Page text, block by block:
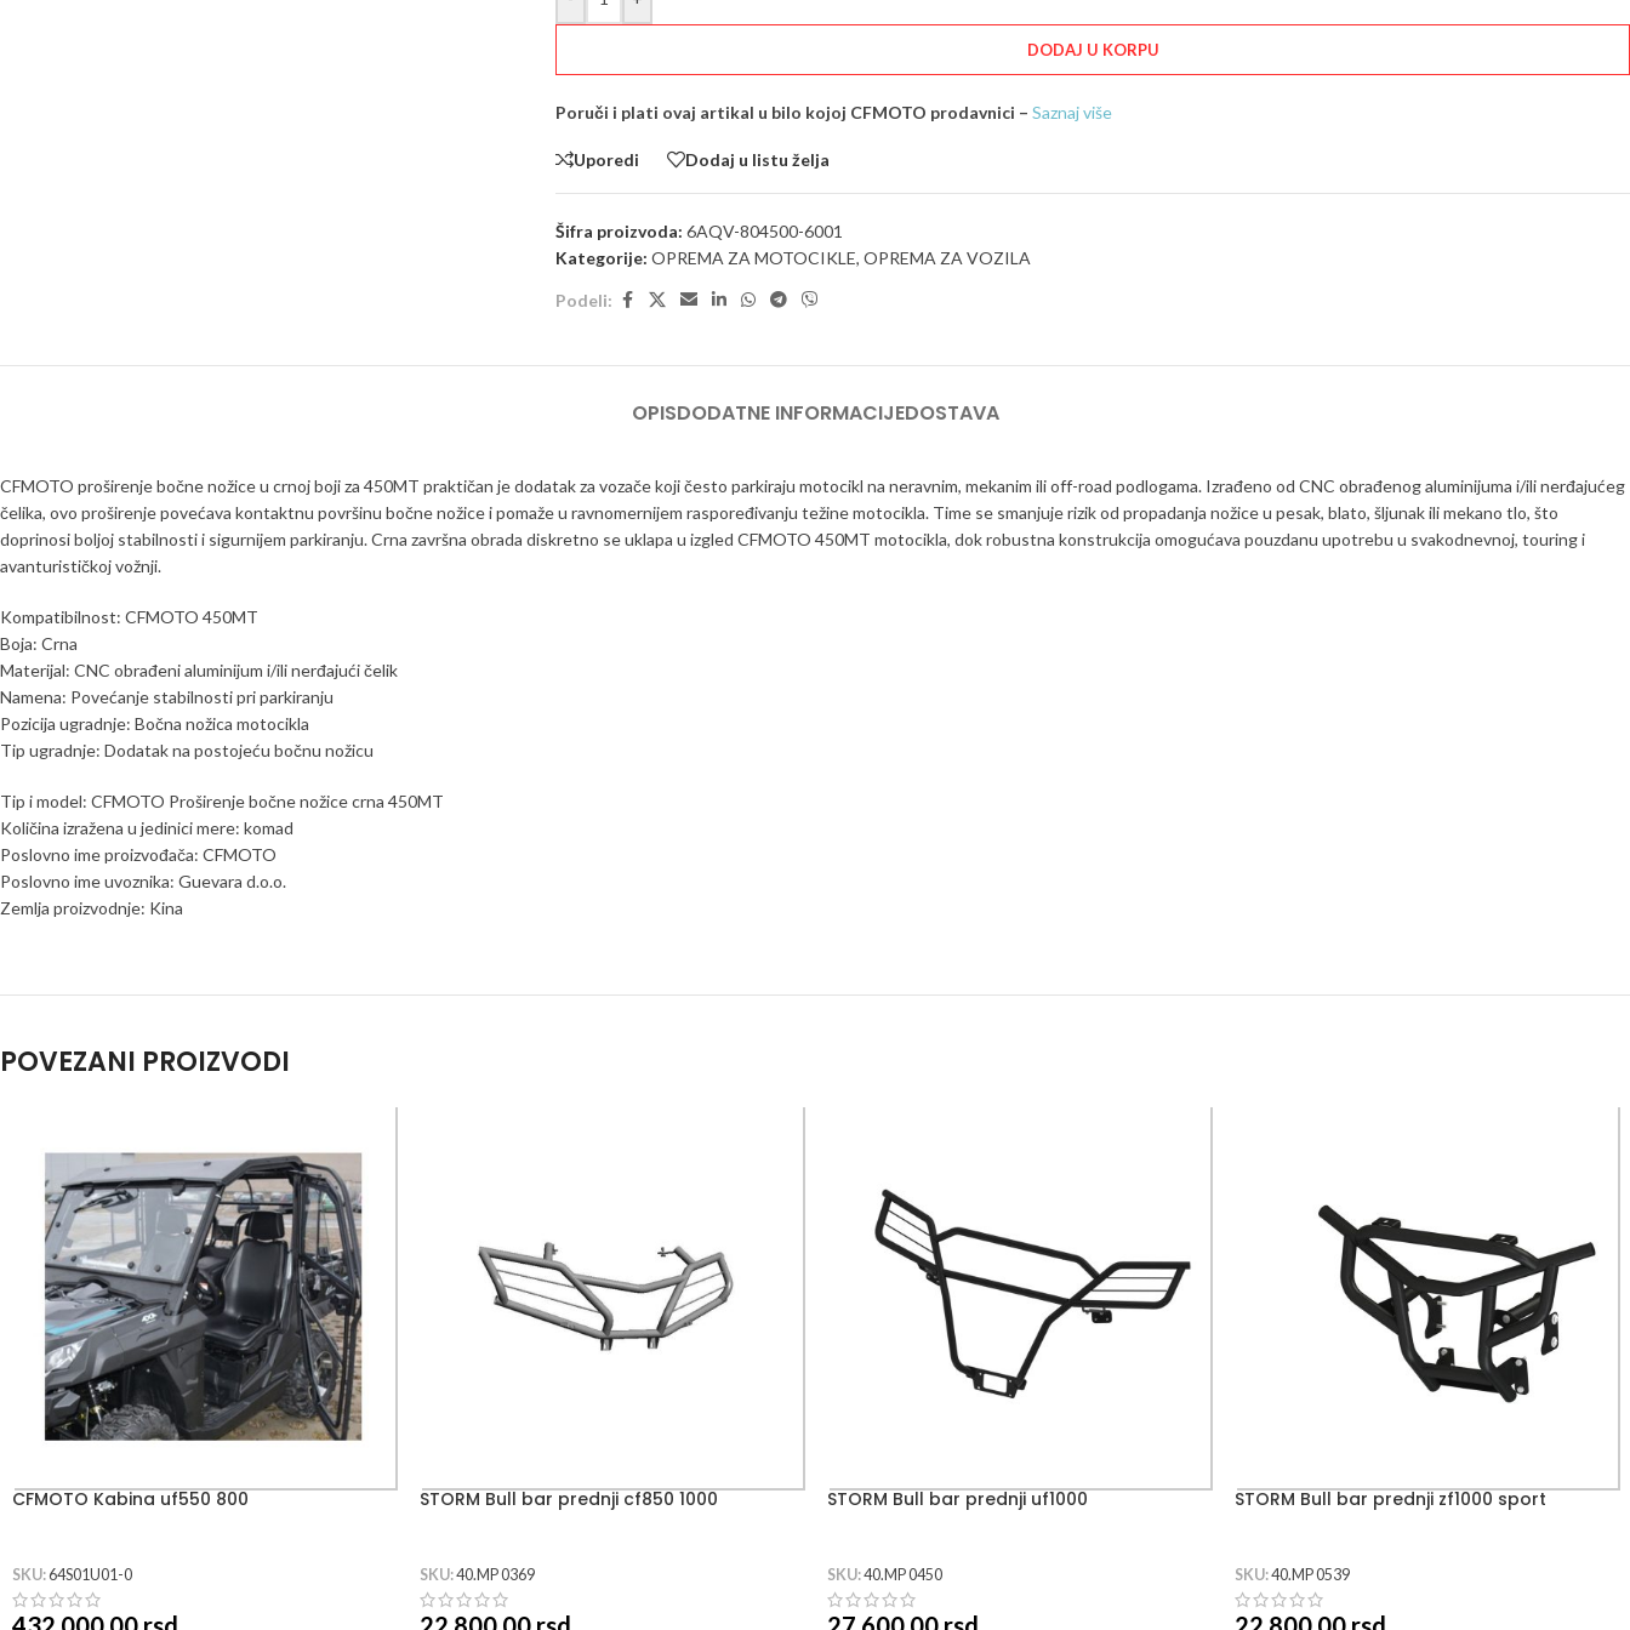
DODAJ U KORPU
Poruči i plati ovaj artikal u bilo kojoj CFMOTO prodavnici – Saznaj više
Uporedi Dodaj u listu želja
Šifra proizvoda: 6AQV-804500-6001
Kategorije: OPREMA ZA MOTOCIKLE, OPREMA ZA VOZILA
Podeli:
OPISDODATNE INFORMACIJEDOSTAVA
CFMOTO proširenje bočne nožice u crnoj boji za 450MT praktičan je dodatak za vozače koji često parkiraju motocikl na neravnim, mekanim ili off-road podlogama. Izrađeno od CNC obrađenog aluminijuma i/ili nerđajućeg
čelika, ovo proširenje povećava kontaktnu površinu bočne nožice i pomaže u ravnomernijem raspoređivanju težine motocikla. Time se smanjuje rizik od propadanja nožice u pesak, blato, šljunak ili mekano tlo, što
doprinosi boljoj stabilnosti i sigurnijem parkiranju. Crna završna obrada diskretno se uklapa u izgled CFMOTO 450MT motocikla, dok robustna konstrukcija omogućava pouzdanu upotrebu u svakodnevnoj, touring i
avanturističkoj vožnji.
Kompatibilnost: CFMOTO 450MT
Boja: Crna
Materijal: CNC obrađeni aluminijum i/ili nerđajući čelik
Namena: Povećanje stabilnosti pri parkiranju
Pozicija ugradnje: Bočna nožica motocikla
Tip ugradnje: Dodatak na postojeću bočnu nožicu
Tip i model: CFMOTO Proširenje bočne nožice crna 450MT
Količina izražena u jedinici mere: komad
Poslovno ime proizvođača: CFMOTO
Poslovno ime uvoznika: Guevara d.o.o.
Zemlja proizvodnje: Kina
POVEZANI PROIZVODI
CFMOTO Kabina uf550 800
SKU:64S01U01-0
STORM Bull bar prednji cf850 1000
SKU:40.MP 0369
STORM Bull bar prednji uf1000
SKU:40.MP 0450
STORM Bull bar prednji zf1000 sport
SKU:40.MP 0539